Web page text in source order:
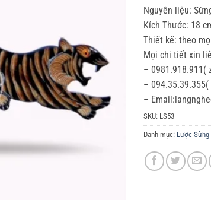
Nguyên liệu:
Kích Thước: 18
Thiết kế: theo
Mọi chi tiết xin
– 0981.918.911(
– 094.35.39.355(
–
SKU: LS53
Danh mục: Lược Sừng